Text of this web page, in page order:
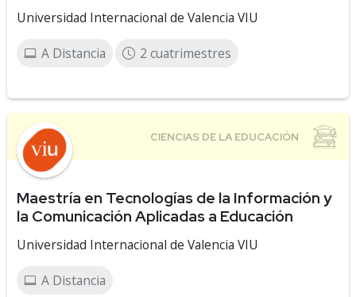
Universidad Internacional de Valencia VIU
A Distancia 2 cuatrimestres
Maestría en Tecnologías de la Información y
la Comunicación Aplicadas a Educación
Universidad Internacional de Valencia VIU
A Distancia